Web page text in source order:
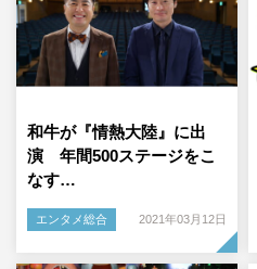
和牛が『情熱大陸』に出
演 年間500ステージをこ
なす…
エンタメ総合 2021年03月12日